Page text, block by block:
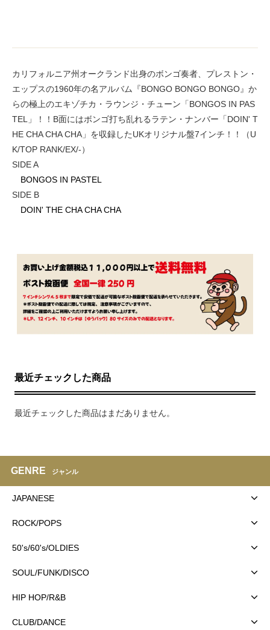
カリフォルニア州オークランド出身のボンゴ奏者、プレストン・
エップスの1960年の名アルバム『BONGO BONGO BONGO』か
らの極上のエキゾチカ・ラウンジ・チューン「BONGOS IN PAS
TEL」！！B面にはボンゴ打ち乱れるラテン・ナンバー「DOIN' T
HE CHA CHA CHA」を収録したUKオリジナル盤7インチ！！（U
K/TOP RANK/EX/-）
SIDE A
BONGOS IN PASTEL
SIDE B
DOIN' THE CHA CHA CHA
最近チェックした商品
最近チェックした商品はまだありません。
GENRE ジャンル
JAPANESE
ROCK/POPS
50's/60's/OLDIES
SOUL/FUNK/DISCO
HIP HOP/R&B
CLUB/DANCE